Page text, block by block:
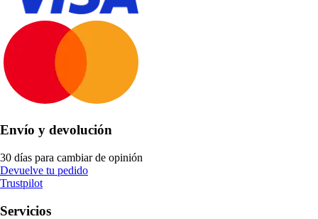
Envío y devolución
30 días para cambiar de opinión
Devuelve tu pedido
Trustpilot
Servicios